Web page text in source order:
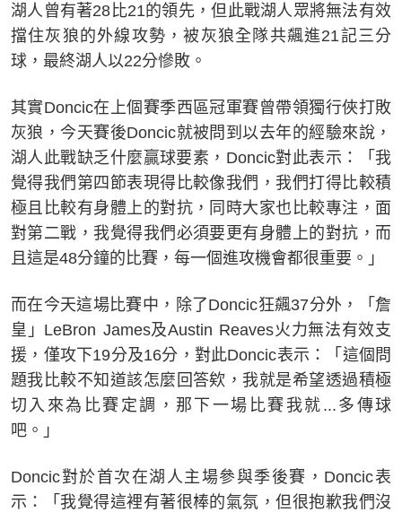
湖人曾有著28比21的領先，但此戰湖人眾將無法有效
擋住灰狼的外線攻勢，被灰狼全隊共飆進21記三分
球，最終湖人以22分慘敗。
其實Doncic在上個賽季西區冠軍賽曾帶領獨行俠打敗
灰狼，今天賽後Doncic就被問到以去年的經驗來說，
湖人此戰缺乏什麼贏球要素，Doncic對此表示：「我
覺得我們第四節表現得比較像我們，我們打得比較積
極且比較有身體上的對抗，同時大家也比較專注，面
對第二戰，我覺得我們必須要更有身體上的對抗，而
且這是48分鐘的比賽，每一個進攻機會都很重要。」
而在今天這場比賽中，除了Doncic狂飆37分外，「詹
皇」LeBron James及Austin Reaves火力無法有效支
援，僅攻下19分及16分，對此Doncic表示：「這個問
題我比較不知道該怎麼回答欸，我就是希望透過積極
切入來為比賽定調，那下一場比賽我就...多傳球
吧。」
Doncic對於首次在湖人主場參與季後賽，Doncic表
示：「我覺得這裡有著很棒的氣氛，但很抱歉我們沒